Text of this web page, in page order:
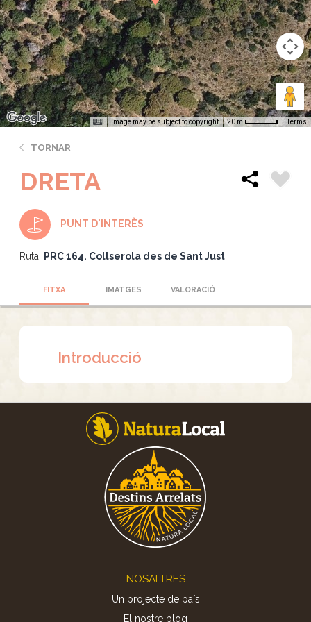
Image may be subject to copyright 20 m Terms
TORNAR
DRETA
PUNT D'INTERÈS
Ruta: PRC 164. Collserola des de Sant Just
FITXA IMATGES VALORACIÓ
Introducció
NOSALTRES
Un projecte de país
El nostre blog